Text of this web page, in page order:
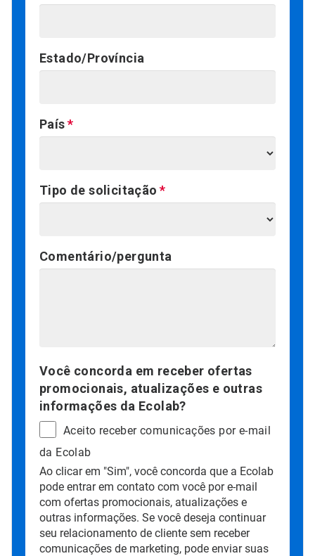
Estado/Província
País
Tipo de solicitação
Comentário/pergunta
Você concorda em receber ofertas
promocionais, atualizações e outras
informações da Ecolab?
Aceito receber comunicações por e-mail
da Ecolab
Ao clicar em "Sim", você concorda que a Ecolab
pode entrar em contato com você por e-mail
com ofertas promocionais, atualizações e
outras informações. Se você deseja continuar
seu relacionamento de cliente sem receber
comunicações de marketing, pode enviar suas